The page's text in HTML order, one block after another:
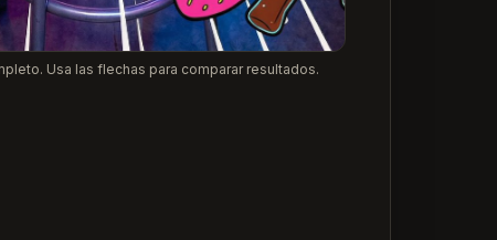
Usa las flechas para comparar resultados.